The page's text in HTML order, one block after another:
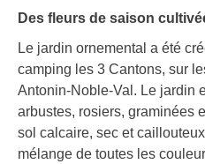
Des fleurs de saison
Le jardin ornemental a été
camping les 3 Cantons, sur
Antonin-Noble-Val. Le jardin
arbustes, rosiers, graminées
sol calcaire, sec et
mélange de toutes les